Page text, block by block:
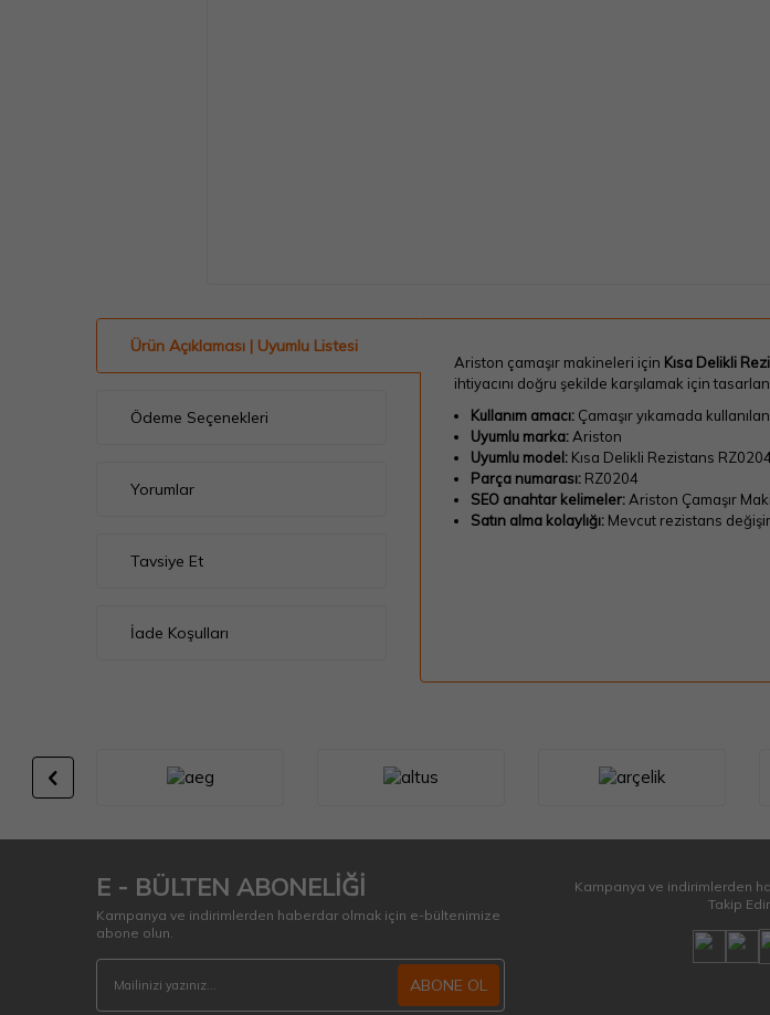
Ürün Açıklaması | Uyumlu Listesi
Ödeme Seçenekleri
Yorumlar
Tavsiye Et
İade Koşulları
Ariston çamaşır makineleri için Kısa Delikli
ihtiyacını doğru şekilde karşılamak için
Kullanım amacı:Çamaşır yıkamada kullanılan
Uyumlu marka:Ariston
Uyumlu model:Kısa Delikli Rezistans
Parça numarası:RZ0204
SEO anahtar kelimeler:Ariston Çamaşır
Satın alma kolaylığı:Mevcut rezistans
E - BÜLTEN ABONELİĞİ
Kampanya ve indirimlerden haberdar olmak için e-bültenimize
abone olun.
ABONE OL
Kampanya ve indirimlerden
Takip